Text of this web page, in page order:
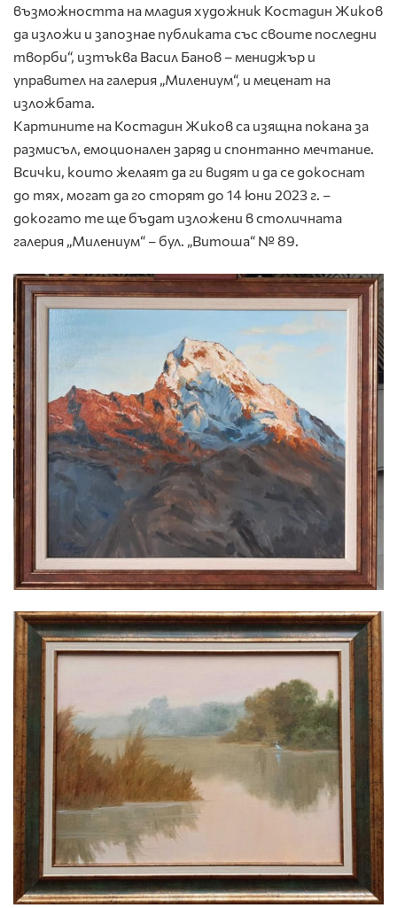
възможността на младия художник Костадин Жиков
да изложи и запознае публиката със своите последни
творби“, изтъква Васил Банов – мениджър и
управител на галерия „Милениум“, и меценат на
изложбата.
Картините на Костадин Жиков са изящна покана за
размисъл, емоционален заряд и спонтанно мечтание.
Всички, които желаят да ги видят и да се докоснат
до тях, могат да го сторят до 14 юни 2023 г. –
докогато те ще бъдат изложени в столичната
галерия „Милениум“ – бул. „Витоша“ № 89.